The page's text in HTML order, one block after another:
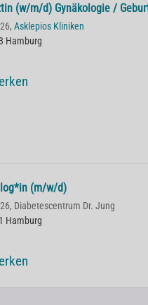
(w/m/d) Gynäkologie /
Asklepios Kliniken
Hamburg
(m/w/d)
Diabetescentrum Dr. Jung
Hamburg